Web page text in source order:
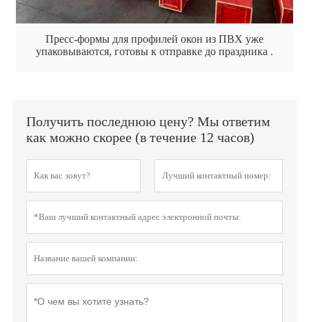
Пресс-формы для профилей окон из ПВХ уже
упаковываются, готовы к отправке до праздника .
Получить последнюю цену? Мы ответим
как можно скорее (в течение 12 часов)